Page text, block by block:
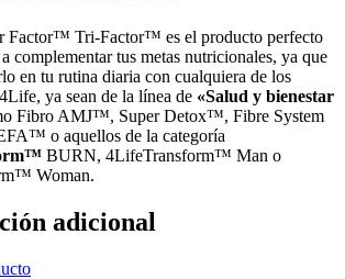
Factor™ Tri-Factor™ es el producto perfecto
complementar tus metas nutricionales, ya que
en tu rutina diaria con cualquiera de los
ya sean de la línea de «Salud y bienestar
Fibro AMJ™, Super Detox™, Fibre System
o aquellos de la categoría
BURN, 4LifeTransform™ Man o
Woman.
adicional